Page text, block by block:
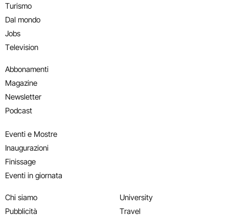
Turismo
Dal mondo
Jobs
Television
Abbonamenti
Magazine
Newsletter
Podcast
Eventi e Mostre
Inaugurazioni
Finissage
Eventi in giornata
Chi siamo
Pubblicità
University
Travel